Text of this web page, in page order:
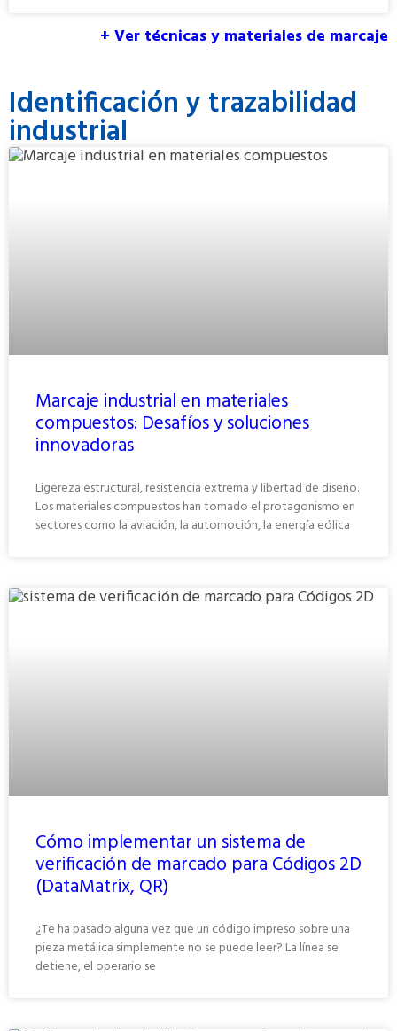
+ Ver técnicas y materiales de marcaje
Identificación y trazabilidad
industrial
Marcaje industrial en materiales
compuestos: Desafíos y soluciones
innovadoras
Ligereza estructural, resistencia extrema y libertad de diseño.
Los materiales compuestos han tomado el protagonismo en
sectores como la aviación, la automoción, la energía eólica
Cómo implementar un sistema de
verificación de marcado para Códigos 2D
(DataMatrix, QR)
¿Te ha pasado alguna vez que un código impreso sobre una
pieza metálica simplemente no se puede leer? La línea se
detiene, el operario se